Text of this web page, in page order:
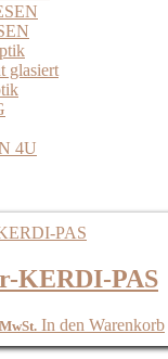
glasiert
4U
KERDI-PAS
In den Warenkorb